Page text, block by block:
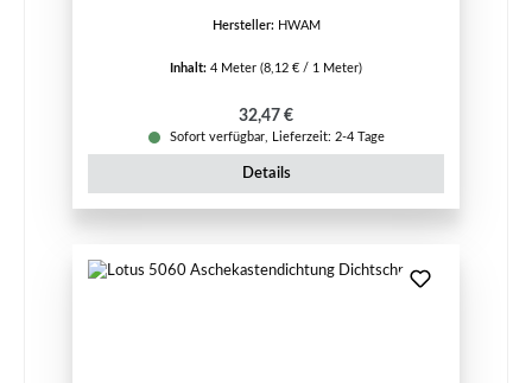
Hersteller: HWAM
Inhalt: 4 Meter (8,12 € / 1 Meter)
Regulärer Preis:
32,47 €
Sofort verfügbar, Lieferzeit: 2-4 Tage
Details